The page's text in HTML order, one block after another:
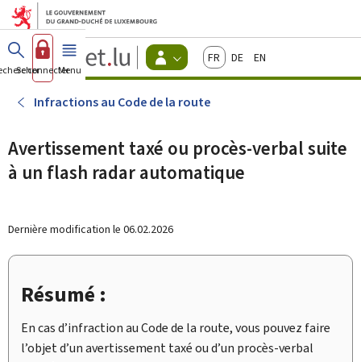
Aller au menu principal
Aller au contenu
Guichet.lu
Changer
d'espace
-
Menu
actif
FrançaisDeutschEnglish
Se connecterMenu principal
Infractions au Code de la route
Avertissement taxé ou procès-verbal suite
à un flash radar automatique
Dernière modification le 06.02.2026
Résumé :
En cas d’infraction auCode de la route, vous pouvez faire
l’objet d’un avertissement taxé ou d’un procès-verbal